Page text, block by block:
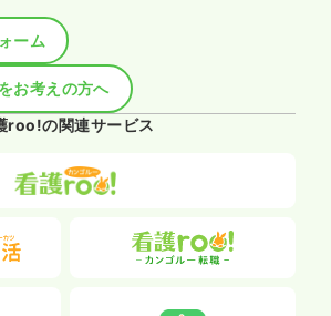
休憩45分）
る 詳細を見る
一時募集休止
ださい
ーム
お考えの方へ
roo!の関連サービス